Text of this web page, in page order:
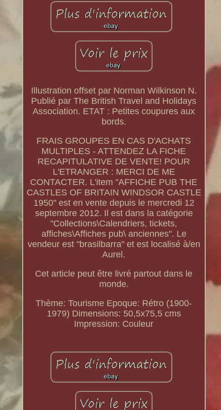
Illustration offset par Norman Wilkinson N.
Publié par The British Travel and Holidays
Association. ETAT : Petites coupures aux
bords.
FRAIS GROUPES EN CAS D'ACHATS
MULTIPLES - ATTENDEZ LA FICHE
RECAPITULATIVE DE VENTE! POUR
L'ETRANGER : MERCI DE ME
CONTACTER. L'item "AFFICHE PUB THE
CASTLES OF BRITAIN WINDSOR CASTLE
1950" est en vente depuis le mercredi 12
septembre 2012. Il est dans la catégorie
"Collections\Calendriers, tickets,
affiches\Affiches pub\ anciennes". Le
vendeur est "brasilbarra" et est localisé à/en
Aurel.
Cet article peut être livré partout dans le
monde.
Thème: Tourisme Epoque: Rétro (1900-
1979) Dimensions: 50,5x75,5 cms
Impression: Couleur